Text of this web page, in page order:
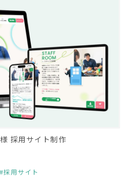
採用サイト制作
採用サイト